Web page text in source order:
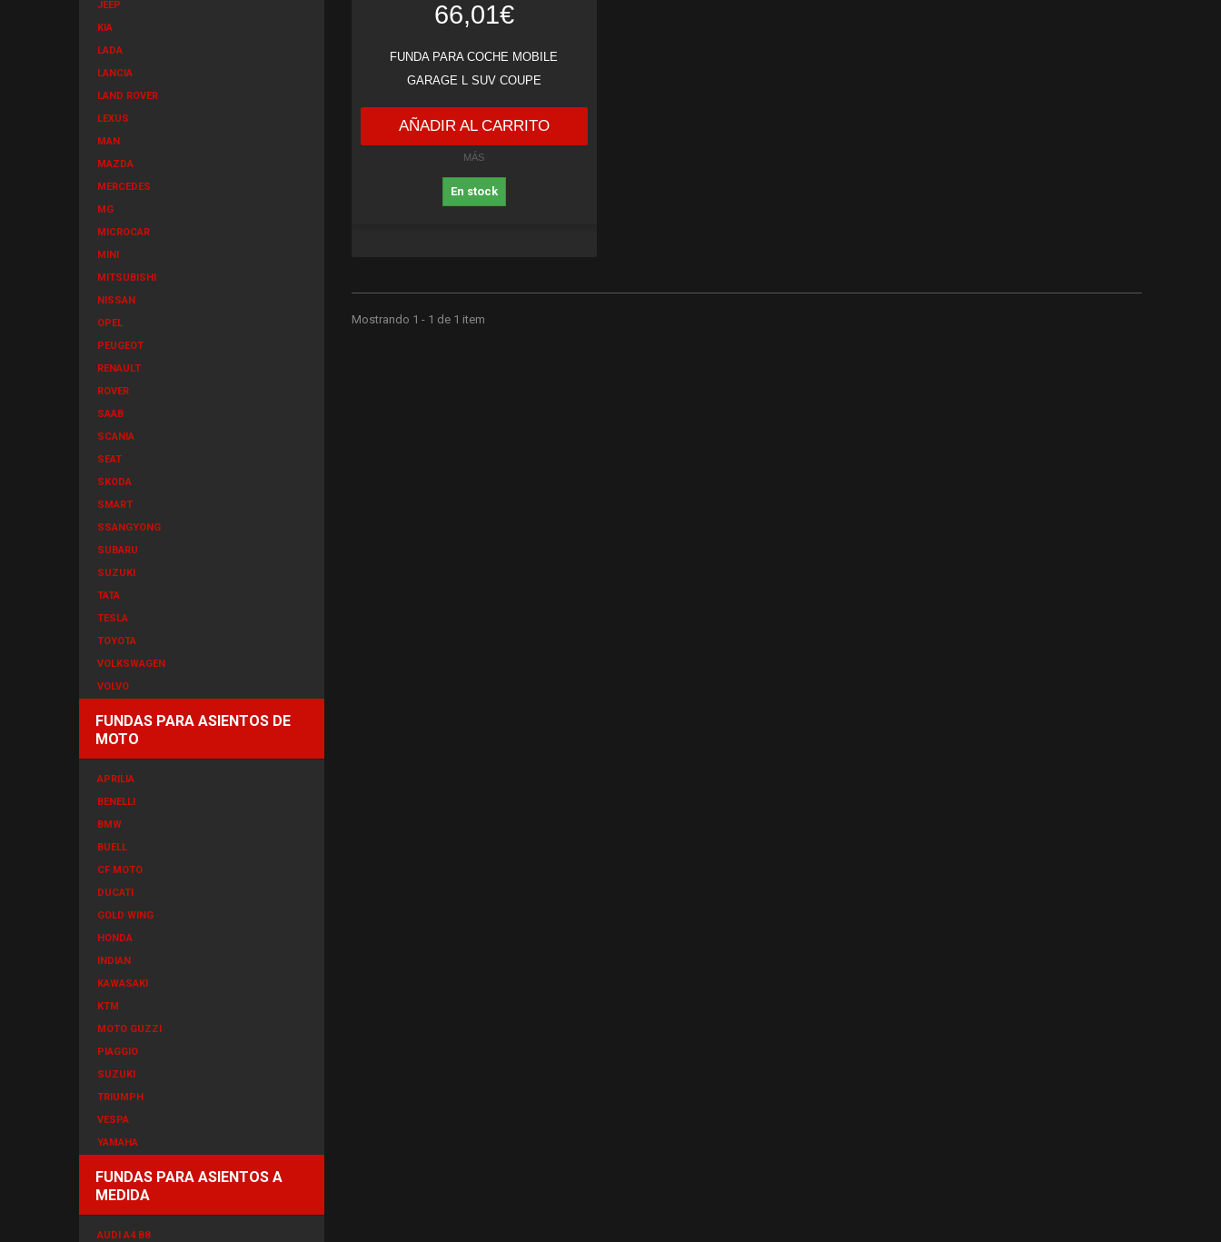
JEEP
KIA
LADA
LANCIA
LAND ROVER
LEXUS
MAN
MAZDA
MERCEDES
MG
MICROCAR
MINI
MITSUBISHI
NISSAN
OPEL
PEUGEOT
RENAULT
ROVER
SAAB
SCANIA
SEAT
SKODA
SMART
SSANGYONG
SUBARU
SUZUKI
TATA
TESLA
TOYOTA
VOLKSWAGEN
VOLVO
FUNDAS PARA ASIENTOS DE
MOTO
APRILIA
BENELLI
BMW
BUELL
CF MOTO
DUCATI
GOLD WING
HONDA
INDIAN
KAWASAKI
KTM
MOTO GUZZI
PIAGGIO
SUZUKI
TRIUMPH
VESPA
YAMAHA
FUNDAS PARA ASIENTOS A
MEDIDA
AUDI A4 B8
66,01€
FUNDA PARA COCHE MOBILE
GARAGE L SUV COUPE
AÑADIR AL CARRITO
MÁS
En stock
Mostrando 1 - 1 de 1 item